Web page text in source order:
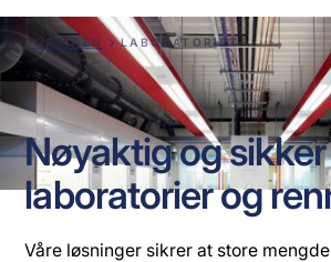
FORSIDEN LABORATORIET
Nøyaktig og
laboratorier og
Våre løsninger sikrer at store